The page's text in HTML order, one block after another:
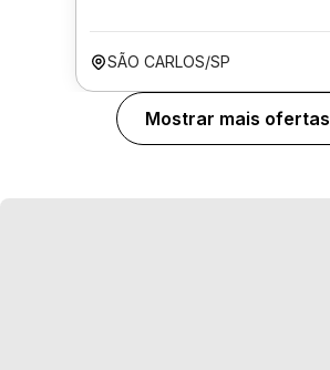
SÃO CARLOS/SP
Mostrar mais ofertas